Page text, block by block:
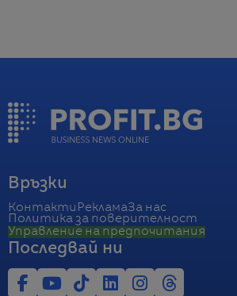
Връзки
Контакти РекламаЗа нас
Политика за поверителност
Управление на предпочитания
Последвай ни